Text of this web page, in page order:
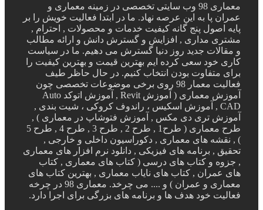
معماری 98 وب سایتی تخصصی در زمینه معماری و
پا به این عرصه نهاد. ما در ابتدا فعالیت خویش را بر
پنج گانه کیفیت خدمات و محصولات , احترام ,
مداری , افزایش و گسترش دانش و ارائه مطالب
جدید روز دنیا گسترش می دهیم. ما در سیاست
سعی کرده ایم بهترین قیمت و بهترین کیفیت را
بودن انتخاب کنیم. در حال حاظر طیف
فعالیت معمار 98 روی برخی موضوعات تخصصی چون
آموزش معماری ( آموزش Revit , آموزش اتوکد Auto
CAD , آموزش اسکیس ، راندوف کروکی ، شیت بندی ,
تری دی مکس , آموزش فتوشاپ در معماری ) ,
طرح معماری ( طرح1 , طرح 2 , طرح 3 , طرح 4 , طرح 5
های معماری , دکوراسیون داخلی و خارجی ,
, برنامه های فیزیکی , دانلود نرم افزار های معماری
و کتاب های درسی ( کتاب های معماری , کتاب
, کتاب های نایاب معماری , بهترین کتاب های
معماری و عمران ) و .... می چرخد. معماری 98 در چرخه
خود هدف ها و برنامه های بزرگی برای اجرا دارد.